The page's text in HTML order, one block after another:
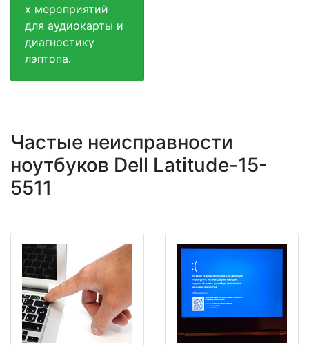
х мероприятий
для аудиокарты и
диагностику
лэптопа.
Частые неисправности
ноутбуков Dell Latitude-15-
5511